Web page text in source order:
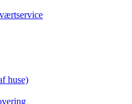
huse)